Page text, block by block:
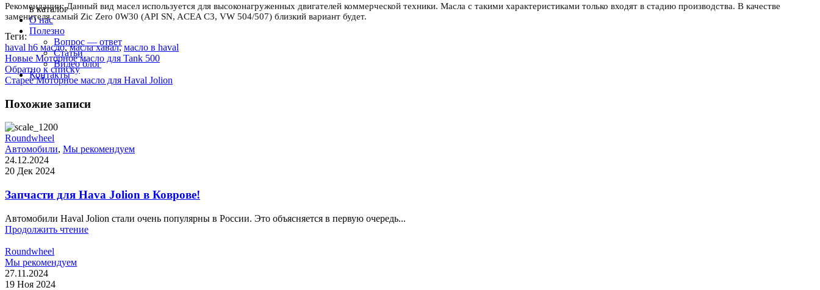
в каталог
О нас
Полезно
Вопрос — ответ
Статьи
Видео блог
Контакты
Рекомендации: Данный вид масел используется для высоконагруженных двигателей коммерческой техники. Масла с такими характеристиками только входят в стадию производства. В качестве
заменителя самый Zic Zero 0W30 (API SN, ACEA C3, VW 504/507) близкий вариант будет.
Теги:
haval h6 масло,масла хавал,масло в haval
Новые Моторное масло для Tank 500
Обратно к списку
Старее Моторное масло для Haval Jolion
Похожие записи
Roundwheel
Автомобили, Мы рекомендуем
24.12.2024
20 Дек 2024
Запчасти для Hava Jolion в Коврове!
Автомобили Haval Jolion стали очень популярны в России. Это объясняется в первую очередь...
Продолжить чтение
Roundwheel
Мы рекомендуем
27.11.2024
19 Ноя 2024